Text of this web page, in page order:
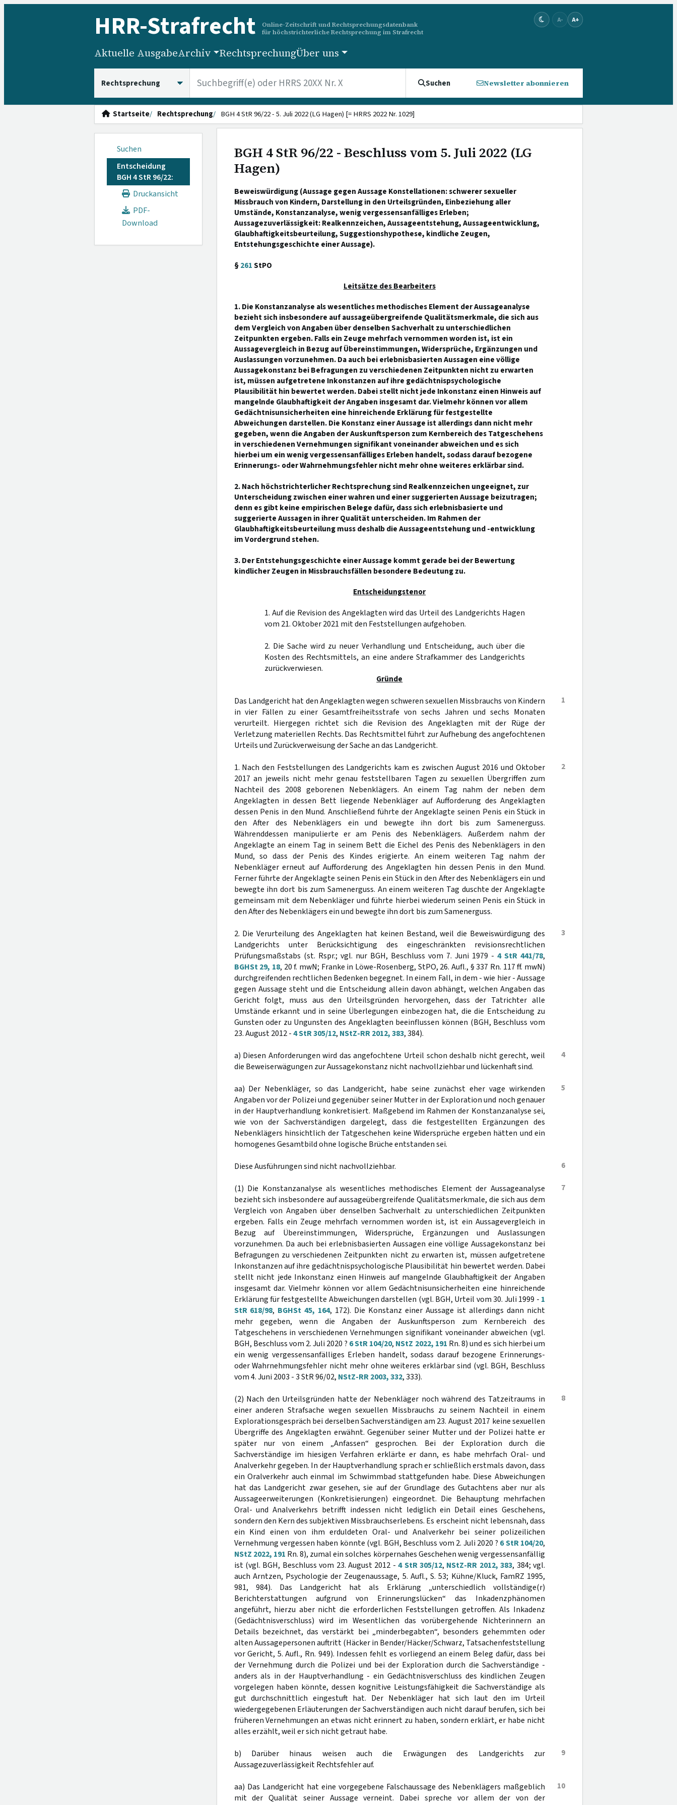
HRR-Strafrecht
Online-Zeitschrift und Rechtsprechungsdatenbank
für höchstrichterliche Rechtsprechung im Strafrecht
A- A+
Aktuelle AusgabeArchiv RechtsprechungÜber uns
Suchen Newsletter abonnieren
Startseite Rechtsprechung BGH 4 StR 96/22 - 5. Juli 2022 (LG Hagen) [= HRRS 2022 Nr. 1029]
Suchen
Entscheidung
BGH 4 StR 96/22:
Druckansicht
PDF-
Download
BGH 4 StR 96/22 - Beschluss vom 5. Juli 2022 (LG
Hagen)
Beweiswürdigung (Aussage gegen Aussage Konstellationen: schwerer sexueller
Missbrauch von Kindern, Darstellung in den Urteilsgründen, Einbeziehung aller
Umstände, Konstanzanalyse, wenig vergessensanfälliges Erleben;
Aussagezuverlässigkeit: Realkennzeichen, Aussageentstehung, Aussageentwicklung,
Glaubhaftigkeitsbeurteilung, Suggestionshypothese, kindliche Zeugen,
Entstehungsgeschichte einer Aussage).
§261StPO
Leitsätze des Bearbeiters
1. Die Konstanzanalyse als wesentliches methodisches Element der Aussageanalyse
bezieht sich insbesondere auf aussageübergreifende Qualitätsmerkmale, die sich aus
dem Vergleich von Angaben über denselben Sachverhalt zu unterschiedlichen
Zeitpunkten ergeben. Falls ein Zeuge mehrfach vernommen worden ist, ist ein
Aussagevergleich in Bezug auf Übereinstimmungen, Widersprüche, Ergänzungen und
Auslassungen vorzunehmen. Da auch bei erlebnisbasierten Aussagen eine völlige
Aussagekonstanz bei Befragungen zu verschiedenen Zeitpunkten nicht zu erwarten
ist, müssen aufgetretene Inkonstanzen auf ihre gedächtnispsychologische
Plausibilität hin bewertet werden. Dabei stellt nicht jede Inkonstanz einen Hinweis auf
mangelnde Glaubhaftigkeit der Angaben insgesamt dar. Vielmehr können vor allem
Gedächtnisunsicherheiten eine hinreichende Erklärung für festgestellte
Abweichungen darstellen. Die Konstanz einer Aussage ist allerdings dann nicht mehr
gegeben, wenn die Angaben der Auskunftsperson zum Kernbereich des Tatgeschehens
in verschiedenen Vernehmungen signifikant voneinander abweichen und es sich
hierbei um ein wenig vergessensanfälliges Erleben handelt, sodass darauf bezogene
Erinnerungs- oder Wahrnehmungsfehler nicht mehr ohne weiteres erklärbar sind.
2. Nach höchstrichterlicher Rechtsprechung sind Realkennzeichen ungeeignet, zur
Unterscheidung zwischen einer wahren und einer suggerierten Aussage beizutragen;
denn es gibt keine empirischen Belege dafür, dass sich erlebnisbasierte und
suggerierte Aussagen in ihrer Qualität unterscheiden. Im Rahmen der
Glaubhaftigkeitsbeurteilung muss deshalb die Aussageentstehung und -entwicklung
im Vordergrund stehen.
3. Der Entstehungsgeschichte einer Aussage kommt gerade bei der Bewertung
kindlicher Zeugen in Missbrauchsfällen besondere Bedeutung zu.
Entscheidungstenor
1. Auf die Revision des Angeklagten wird das Urteil des Landgerichts Hagen
vom 21. Oktober 2021 mit den Feststellungen aufgehoben.
2. Die Sache wird zu neuer Verhandlung und Entscheidung, auch über die
Kosten des Rechtsmittels, an eine andere Strafkammer des Landgerichts
zurückverwiesen.
Gründe
1
Das Landgericht hat den Angeklagten wegen schweren sexuellen Missbrauchs von Kindern
in vier Fällen zu einer Gesamtfreiheitsstrafe von sechs Jahren und sechs Monaten
verurteilt. Hiergegen richtet sich die Revision des Angeklagten mit der Rüge der
Verletzung materiellen Rechts. Das Rechtsmittel führt zur Aufhebung des angefochtenen
Urteils und Zurückverweisung der Sache an das Landgericht.
2
1. Nach den Feststellungen des Landgerichts kam es zwischen August 2016 und Oktober
2017 an jeweils nicht mehr genau feststellbaren Tagen zu sexuellen Übergriffen zum
Nachteil des 2008 geborenen Nebenklägers. An einem Tag nahm der neben dem
Angeklagten in dessen Bett liegende Nebenkläger auf Aufforderung des Angeklagten
dessen Penis in den Mund. Anschließend führte der Angeklagte seinen Penis ein Stück in
den After des Nebenklägers ein und bewegte ihn dort bis zum Samenerguss.
Währenddessen manipulierte er am Penis des Nebenklägers. Außerdem nahm der
Angeklagte an einem Tag in seinem Bett die Eichel des Penis des Nebenklägers in den
Mund, so dass der Penis des Kindes erigierte. An einem weiteren Tag nahm der
Nebenkläger erneut auf Aufforderung des Angeklagten hin dessen Penis in den Mund.
Ferner führte der Angeklagte seinen Penis ein Stück in den After des Nebenklägers ein und
bewegte ihn dort bis zum Samenerguss. An einem weiteren Tag duschte der Angeklagte
gemeinsam mit dem Nebenkläger und führte hierbei wiederum seinen Penis ein Stück in
den After des Nebenklägers ein und bewegte ihn dort bis zum Samenerguss.
3
2. Die Verurteilung des Angeklagten hat keinen Bestand, weil die Beweiswürdigung des
Landgerichts unter Berücksichtigung des eingeschränkten revisionsrechtlichen
Prüfungsmaßstabs (st. Rspr.; vgl. nur BGH, Beschluss vom 7. Juni 1979 - 4 StR 441/78,
BGHSt 29, 18, 20 f. mwN; Franke in Löwe-Rosenberg, StPO, 26. Aufl., § 337 Rn. 117 ff. mwN)
durchgreifenden rechtlichen Bedenken begegnet. In einem Fall, in dem - wie hier - Aussage
gegen Aussage steht und die Entscheidung allein davon abhängt, welchen Angaben das
Gericht folgt, muss aus den Urteilsgründen hervorgehen, dass der Tatrichter alle
Umstände erkannt und in seine Überlegungen einbezogen hat, die die Entscheidung zu
Gunsten oder zu Ungunsten des Angeklagten beeinflussen können (BGH, Beschluss vom
23. August 2012 -4 StR 305/12, NStZ-RR 2012, 383, 384).
4
a) Diesen Anforderungen wird das angefochtene Urteil schon deshalb nicht gerecht, weil
die Beweiserwägungen zur Aussagekonstanz nicht nachvollziehbar und lückenhaft sind.
5
aa) Der Nebenkläger, so das Landgericht, habe seine zunächst eher vage wirkenden
Angaben vor der Polizei und gegenüber seiner Mutter in der Exploration und noch genauer
in der Hauptverhandlung konkretisiert. Maßgebend im Rahmen der Konstanzanalyse sei,
wie von der Sachverständigen dargelegt, dass die festgestellten Ergänzungen des
Nebenklägers hinsichtlich der Tatgeschehen keine Widersprüche ergeben hätten und ein
homogenes Gesamtbild ohne logische Brüche entstanden sei.
6
Diese Ausführungen sind nicht nachvollziehbar.
7
(1) Die Konstanzanalyse als wesentliches methodisches Element der Aussageanalyse
bezieht sich insbesondere auf aussageübergreifende Qualitätsmerkmale, die sich aus dem
Vergleich von Angaben über denselben Sachverhalt zu unterschiedlichen Zeitpunkten
ergeben. Falls ein Zeuge mehrfach vernommen worden ist, ist ein Aussagevergleich in
Bezug auf Übereinstimmungen, Widersprüche, Ergänzungen und Auslassungen
vorzunehmen. Da auch bei erlebnisbasierten Aussagen eine völlige Aussagekonstanz bei
Befragungen zu verschiedenen Zeitpunkten nicht zu erwarten ist, müssen aufgetretene
Inkonstanzen auf ihre gedächtnispsychologische Plausibilität hin bewertet werden. Dabei
stellt nicht jede Inkonstanz einen Hinweis auf mangelnde Glaubhaftigkeit der Angaben
insgesamt dar. Vielmehr können vor allem Gedächtnisunsicherheiten eine hinreichende
Erklärung für festgestellte Abweichungen darstellen (vgl. BGH, Urteil vom 30. Juli 1999 - 1
StR 618/98, BGHSt 45, 164, 172). Die Konstanz einer Aussage ist allerdings dann nicht
mehr gegeben, wenn die Angaben der Auskunftsperson zum Kernbereich des
Tatgeschehens in verschiedenen Vernehmungen signifikant voneinander abweichen (vgl.
BGH, Beschluss vom 2. Juli 2020 ? 6 StR 104/20, NStZ 2022, 191 Rn. 8) und es sich hierbei um
ein wenig vergessensanfälliges Erleben handelt, sodass darauf bezogene Erinnerungs-
oder Wahrnehmungsfehler nicht mehr ohne weiteres erklärbar sind (vgl. BGH, Beschluss
vom 4. Juni 2003 - 3 StR 96/02, NStZ-RR 2003, 332, 333).
8
(2) Nach den Urteilsgründen hatte der Nebenkläger noch während des Tatzeitraums in
einer anderen Strafsache wegen sexuellen Missbrauchs zu seinem Nachteil in einem
Explorationsgespräch bei derselben Sachverständigen am 23. August 2017 keine sexuellen
Übergriffe des Angeklagten erwähnt. Gegenüber seiner Mutter und der Polizei hatte er
später nur von einem „Anfassen“ gesprochen. Bei der Exploration durch die
Sachverständige im hiesigen Verfahren erklärte er dann, es habe mehrfach Oral- und
Analverkehr gegeben. In der Hauptverhandlung sprach er schließlich erstmals davon, dass
ein Oralverkehr auch einmal im Schwimmbad stattgefunden habe. Diese Abweichungen
hat das Landgericht zwar gesehen, sie auf der Grundlage des Gutachtens aber nur als
Aussageerweiterungen (Konkretisierungen) eingeordnet. Die Behauptung mehrfachen
Oral- und Analverkehrs betrifft indessen nicht lediglich ein Detail eines Geschehens,
sondern den Kern des subjektiven Missbrauchserlebens. Es erscheint nicht lebensnah, dass
ein Kind einen von ihm erduldeten Oral- und Analverkehr bei seiner polizeilichen
Vernehmung vergessen haben könnte (vgl. BGH, Beschluss vom 2. Juli 2020 ? 6 StR 104/20,
NStZ 2022, 191 Rn. 8), zumal ein solches körpernahes Geschehen wenig vergessensanfällig
ist (vgl. BGH, Beschluss vom 23. August 2012 -4 StR 305/12, NStZ-RR 2012, 383, 384; vgl.
auch Arntzen, Psychologie der Zeugenaussage, 5. Aufl., S. 53; Kühne/Kluck, FamRZ 1995,
981, 984). Das Landgericht hat als Erklärung „unterschiedlich vollständige(r)
Berichterstattungen aufgrund von Erinnerungslücken“ das Inkadenzphänomen
angeführt, hierzu aber nicht die erforderlichen Feststellungen getroffen. Als Inkadenz
(Gedächtnisverschluss) wird im Wesentlichen das vorübergehende Nichterinnern an
Details bezeichnet, das verstärkt bei „minderbegabten“, besonders gehemmten oder
alten Aussagepersonen auftritt (Häcker in Bender/Häcker/Schwarz, Tatsachenfeststellung
vor Gericht, 5. Aufl., Rn. 949). Indessen fehlt es vorliegend an einem Beleg dafür, dass bei
der Vernehmung durch die Polizei und bei der Exploration durch die Sachverständige -
anders als in der Hauptverhandlung - ein Gedächtnisverschluss des kindlichen Zeugen
vorgelegen haben könnte, dessen kognitive Leistungsfähigkeit die Sachverständige als
gut durchschnittlich eingestuft hat. Der Nebenkläger hat sich laut den im Urteil
wiedergegebenen Erläuterungen der Sachverständigen auch nicht darauf berufen, sich bei
früheren Vernehmungen an etwas nicht erinnert zu haben, sondern erklärt, er habe nicht
alles erzählt, weil er sich nicht getraut habe.
9
b) Darüber hinaus weisen auch die Erwägungen des Landgerichts zur
Aussagezuverlässigkeit Rechtsfehler auf.
10
aa) Das Landgericht hat eine vorgegebene Falschaussage des Nebenklägers maßgeblich
mit der Qualität seiner Aussage verneint. Dabei spreche vor allem der von der